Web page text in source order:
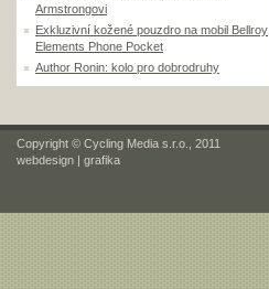
Armstrongovi
Exkluzivní kožené pouzdro na mobil Bellroy
Elements Phone Pocket
Author Ronin: kolo pro dobrodruhy
Copyright © Cycling Media s.r.o., 2011
webdesign | grafika